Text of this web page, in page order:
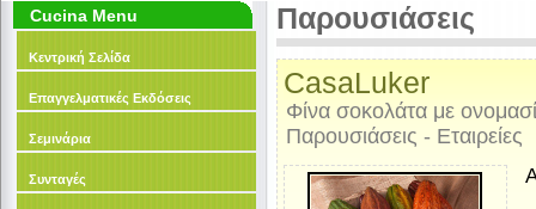
Cucina Menu
Κεντρική Σελίδα
Επαγγελματικές Εκδόσεις
Σεμινάρια
Συνταγές
Παρουσιάσεις
CasaLuker
Φίνα σοκολάτα με
Παρουσιάσεις - Εταιρείες